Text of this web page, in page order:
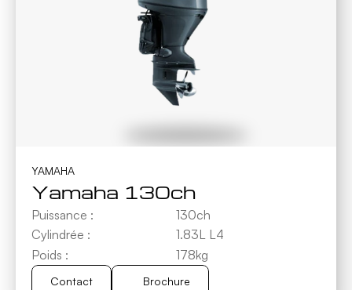
YAMAHA
Yamaha 130ch
Puissance :
130ch
Cylindrée :
1.83L L4
Poids :
178kg
Contact
Brochure